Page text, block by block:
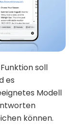
soll
es
Modell
können.